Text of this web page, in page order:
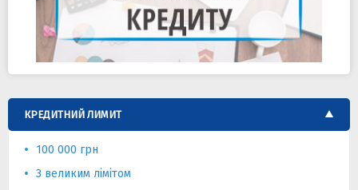
КРЕДИТНИЙ ЛИМИТ
100 000 грн
З великим лімітом